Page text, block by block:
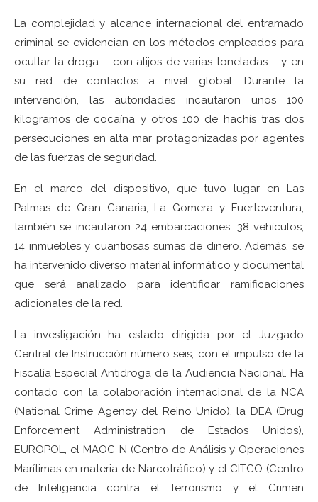
La complejidad y alcance internacional del entramado
criminal se evidencian en los métodos empleados para
ocultar la droga —con alijos de varias toneladas— y en
su red de contactos a nivel global. Durante la
intervención, las autoridades incautaron unos 100
kilogramos de cocaína y otros 100 de hachís tras dos
persecuciones en alta mar protagonizadas por agentes
de las fuerzas de seguridad.
En el marco del dispositivo, que tuvo lugar en Las
Palmas de Gran Canaria, La Gomera y Fuerteventura,
también se incautaron 24 embarcaciones, 38 vehículos,
14 inmuebles y cuantiosas sumas de dinero. Además, se
ha intervenido diverso material informático y documental
que será analizado para identificar ramificaciones
adicionales de la red.
La investigación ha estado dirigida por el Juzgado
Central de Instrucción número seis, con el impulso de la
Fiscalía Especial Antidroga de la Audiencia Nacional. Ha
contado con la colaboración internacional de la NCA
(National Crime Agency del Reino Unido), la DEA (Drug
Enforcement Administration de Estados Unidos),
EUROPOL, el MAOC-N (Centro de Análisis y Operaciones
Marítimas en materia de Narcotráfico) y el CITCO (Centro
de Inteligencia contra el Terrorismo y el Crimen